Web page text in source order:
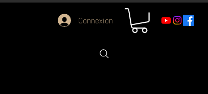
Connexion